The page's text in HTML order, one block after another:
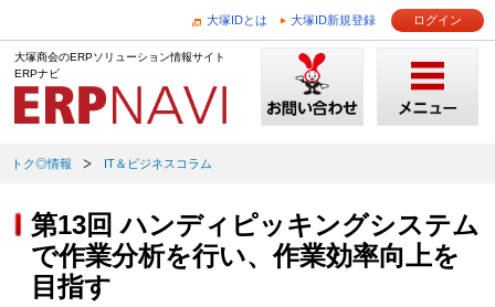
大塚IDとは 大塚ID新規登録 ログイン
大塚商会のERPソリューション情報サイト
ERPナビ
トク◎情報 IT＆ビジネスコラム
第13回 ハンディピッキングシステム
で作業分析を行い、作業効率向上を
目指す